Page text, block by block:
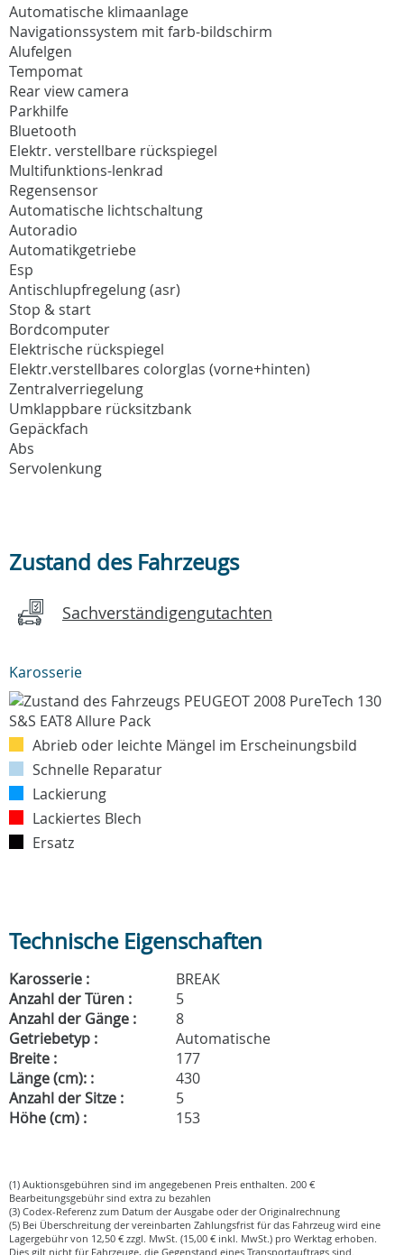
Automatische klimaanlage
Navigationssystem mit farb-bildschirm
Alufelgen
Tempomat
Rear view camera
Parkhilfe
Bluetooth
Elektr. verstellbare rückspiegel
Multifunktions-lenkrad
Regensensor
Automatische lichtschaltung
Autoradio
Automatikgetriebe
Esp
Antischlupfregelung (asr)
Stop & start
Bordcomputer
Elektrische rückspiegel
Elektr.verstellbares colorglas (vorne+hinten)
Zentralverriegelung
Umklappbare rücksitzbank
Gepäckfach
Abs
Servolenkung
Zustand des Fahrzeugs
Sachverständigengutachten
Karosserie
Abrieb oder leichte Mängel im Erscheinungsbild
Schnelle Reparatur
Lackierung
Lackiertes Blech
Ersatz
Technische Eigenschaften
Karosserie :
BREAK
Anzahl der Türen :
5
Anzahl der Gänge :
8
Getriebetyp :
Automatische
Breite :
177
Länge (cm): :
430
Anzahl der Sitze :
5
Höhe (cm) :
153
(1) Auktionsgebühren sind im angegebenen Preis enthalten. 200 €
Bearbeitungsgebühr sind extra zu bezahlen
(3) Codex-Referenz zum Datum der Ausgabe oder der Originalrechnung
(5) Bei Überschreitung der vereinbarten Zahlungsfrist für das Fahrzeug wird eine
Lagergebühr von 12,50 € zzgl. MwSt. (15,00 € inkl. MwSt.) pro Werktag erhoben.
Dies gilt nicht für Fahrzeuge, die Gegenstand eines Transportauftrags sind.